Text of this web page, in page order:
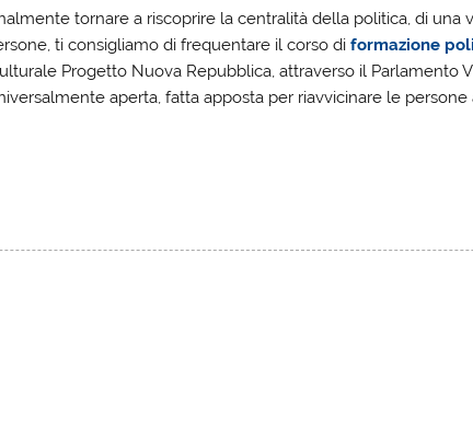
tornare a riscoprire la centralità della politica, di una
ti consigliamo di frequentare il corso diformazione
Progetto Nuova Repubblica, attraverso il Parlamento
aperta, fatta apposta per riavvicinare le